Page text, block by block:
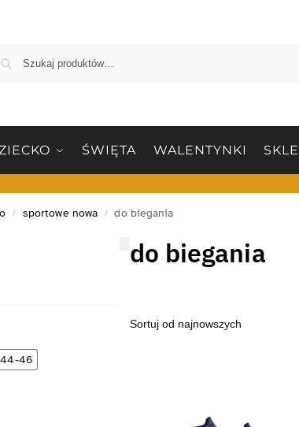
ŚWIĘTA WALENTYNKI
/ sportowe nowa / do biegania
do biegania
44-46